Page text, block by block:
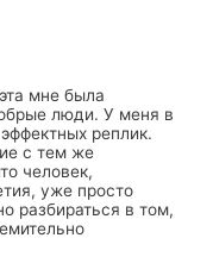
мне была
люди. У меня в
реплик.
с тем же
человек,
уже просто
разбираться в том,